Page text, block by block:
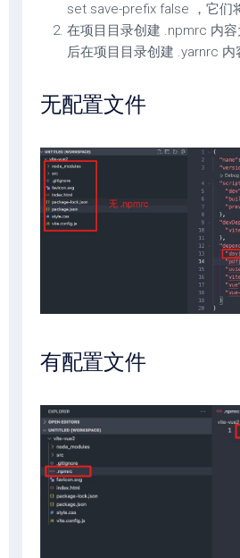
set save-prefix false ，它们
在项目目录创建 .npmrc 内
后在项目目录创建 .yarnrc
无配置文件
有配置文件